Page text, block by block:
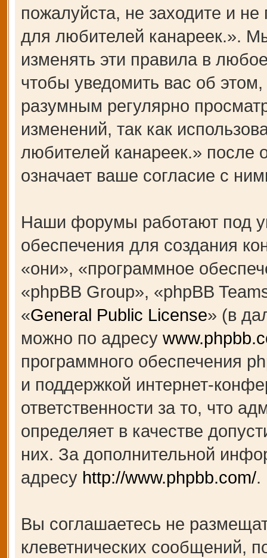
пожалуйста, не заходите и
для любителей канареек.».
изменять эти правила в
чтобы уведомить вас об
разумным регулярно
изменений, так как
любителей канареек.» после
означает ваше согласие с
Наши форумы работают под
обеспечения для создания
«они», «программное
«phpBB Group», «phpBB
«General Public License» (в
можно по адресу
программного обеспечения
и поддержкой интернет-
ответственности за то, что
определяет в качестве
них. За дополнительной
адресу http://www.phpbb.com/.
Вы соглашаетесь не
клеветнических сообщений,